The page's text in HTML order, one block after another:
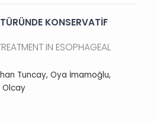
KONSERVATİF
IN ESOPHAGEAL
Tuncay, Oya İmamoğlu,
Olcay